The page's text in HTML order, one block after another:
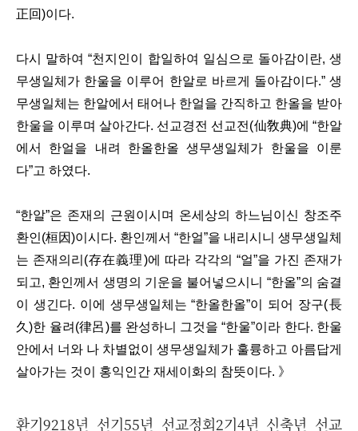
正回)이다.
다시 말하여 “천지인이 합일하여 일심으로 돌아감이란, 생
무생일체가 한울을 이루어 한알로 바르게 돌아감이다.” 생
무생일체는 한알에서 태어나 한얼을 간직하고 한올을 받아
한울을 이루며 살아간다. 선교경전 선교전(仙敎典)에 “한알
에서 한얼을 내려 한올한올 생무생일체가 한울을 이룬
다”고 하였다.
“한알”은 존재의 근원이시며 온세상의 하느님이신 창조주
환인(桓因)이시다. 환인께서 “한얼”을 내리시니 생무생일체
는 존재의리(存在義理)에 따라 각각의 “얼”을 가진 존재가
되고, 환인께서 생명의 기운을 불어넣으시니 “한올”의 숨결
이 생긴다. 이에 생무생일체는 “한올한올”이 되어 장구(長
久)한 율려(律呂)를 완성하니 그것을 “한울”이라 한다. 한울
안에서 너와 나 차별없이 생무생일체가 훌륭하고 아름답게
살아가는 것이 홍익인간 재세이화의 참뜻이다. 》
환기9218년 선기55년 선교정회2기4년 신축년 선교